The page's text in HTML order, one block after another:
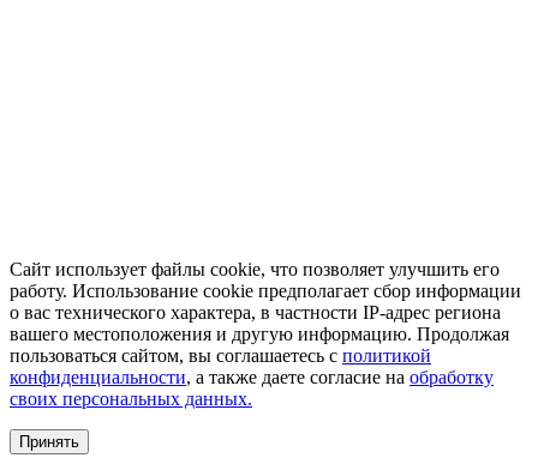
Сайт использует файлы cookie, что позволяет улучшить его
работу. Использование cookie предполагает сбор информации
о вас технического характера, в частности IP-адрес региона
вашего местоположения и другую информацию. Продолжая
пользоваться сайтом, вы соглашаетесь с политикой
конфиденциальности, а также даете согласие на обработку
своих персональных данных.
Принять